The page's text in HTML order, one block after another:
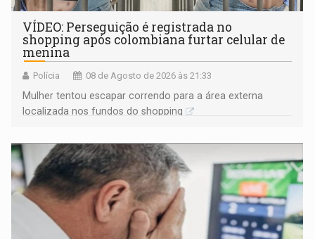
VÍDEO: Perseguição é registrada no
shopping após colombiana furtar celular de
menina
Polícia 08 de Agosto de 2026 às 21:33
Mulher tentou escapar correndo para a área externa
localizada nos fundos do shopping